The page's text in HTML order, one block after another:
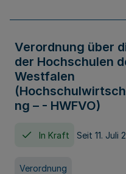
Verordnung über
der Hochschulen
Westfalen
ng – - HWFVO)
In Kraft Seit 11. Juli
Verordnung